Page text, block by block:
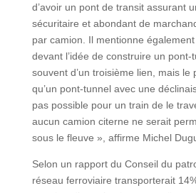
d’avoir un pont de transit assurant
sécuritaire et abondant de
par camion. Il mentionne
devant l’idée de construire un
souvent d’un troisième lien, mais le
qu’un pont-tunnel avec une
pas possible pour un train de le
aucun camion citerne ne serait
sous le fleuve », affirme Michel
Selon un rapport du Conseil du
réseau ferroviaire transporterait